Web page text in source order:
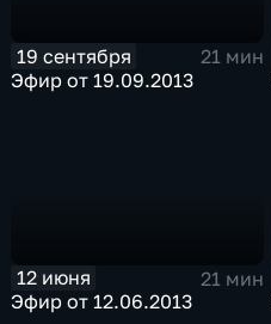
19 сентября
21 мин
Эфир от 19.09.2013
12 июня
21 мин
Эфир от 12.06.2013